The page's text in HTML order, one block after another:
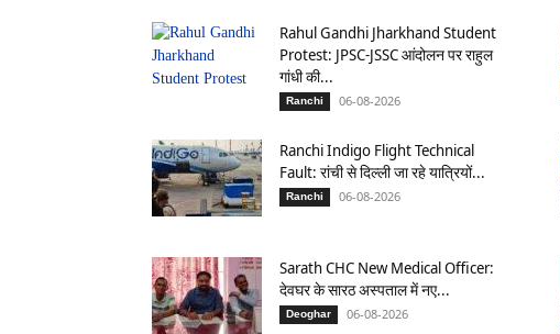
Rahul Gandhi Jharkhand Student
Protest: JPSC-JSSC आंदोलन पर राहुल
गांधी की...
Ranchi 06-08-2026
Ranchi Indigo Flight Technical
Fault: रांची से दिल्ली जा रहे यात्रियों...
Ranchi 06-08-2026
Sarath CHC New Medical Officer:
देवघर के सारठ अस्पताल में नए...
Deoghar 06-08-2026